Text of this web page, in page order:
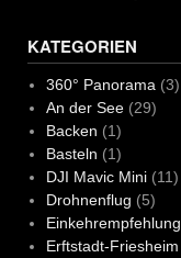
KATEGORIEN
360° Panorama (3)
An der See(29)
Backen (1)
Basteln (1)
DJI Mavic Mini(11)
Drohnenflug (5)
Einkehrempfehlung
Erftstadt-Friesheim